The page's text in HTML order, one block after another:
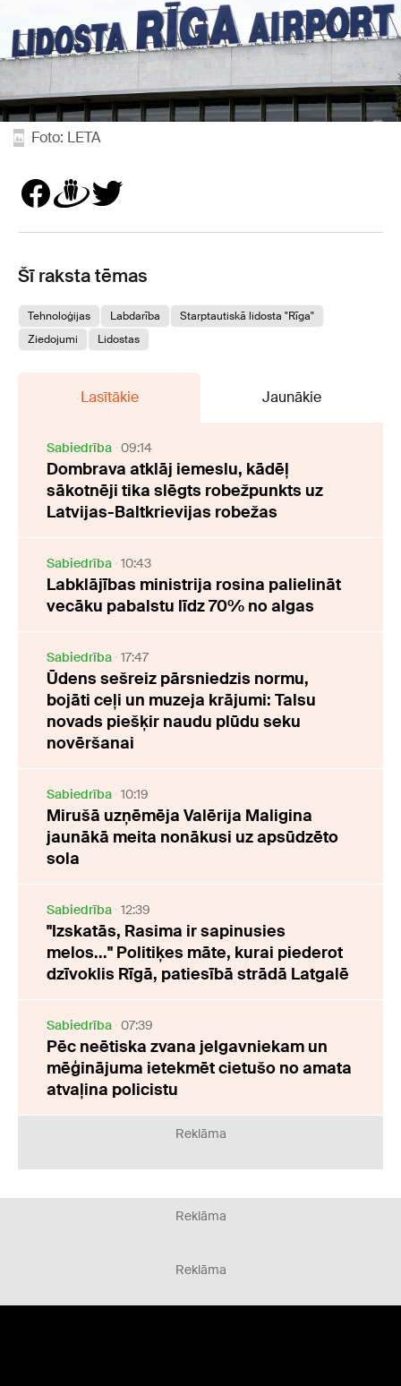
Foto: LETA
Šī raksta tēmas
Tehnoloģijas Labdarība
Starptautiskā lidosta "Rīga"
Ziedojumi
Lidostas
Lasītākie Jaunākie
Sabiedrība 09:14
Dombrava atklāj iemeslu, kādēļ
sākotnēji tika slēgts robežpunkts uz
Latvijas-Baltkrievijas robežas
Sabiedrība 10:43
Labklājības ministrija rosina palielināt
vecāku pabalstu līdz 70% no algas
Sabiedrība 17:47
Ūdens sešreiz pārsniedzis normu,
bojāti ceļi un muzeja krājumi: Talsu
novads piešķir naudu plūdu seku
novēršanai
Sabiedrība 10:19
Mirušā uzņēmēja Valērija Maligina
jaunākā meita nonākusi uz apsūdzēto
sola
Sabiedrība 12:39
"Izskatās, Rasima ir sapinusies
melos..." Politiķes māte, kurai piederot
dzīvoklis Rīgā, patiesībā strādā Latgalē
Sabiedrība 07:39
Pēc neētiska zvana jelgavniekam un
mēģinājuma ietekmēt cietušo no amata
atvaļina policistu
Reklāma
Reklāma
Reklāma